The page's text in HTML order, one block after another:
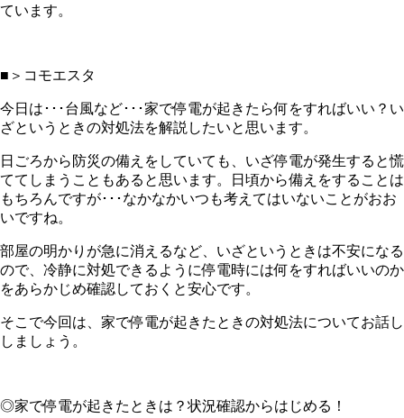
ています。
■＞コモエスタ
今日は･･･台風など･･･家で停電が起きたら何をすればいい？い
ざというときの対処法を解説したいと思います。
日ごろから防災の備えをしていても、いざ停電が発生すると慌
ててしまうこともあると思います。日頃から備えをすることは
もちろんですが･･･なかなかいつも考えてはいないことがおお
いですね。
部屋の明かりが急に消えるなど、いざというときは不安になる
ので、冷静に対処できるように停電時には何をすればいいのか
をあらかじめ確認しておくと安心です。
そこで今回は、家で停電が起きたときの対処法についてお話し
しましょう。
◎家で停電が起きたときは？状況確認からはじめる！